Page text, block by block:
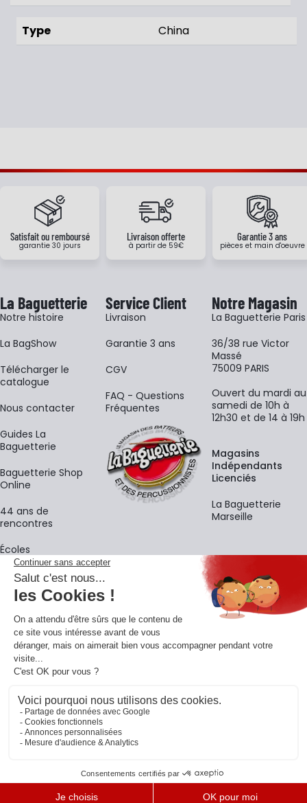
Type China
Satisfait ou remboursé
garantie 30 jours
Livraison offerte
à partir de 59€
Garantie 3 ans
pièces et main d'oeuvre
La Baguetterie
Notre histoire
La BagShow
​Télécharger le
catalogue
Nous contacter
Guides La
Baguetterie
Baguetterie Shop
Online
44 ans de
rencontres
Écoles
Service Client
Livraison
Garantie 3 ans
CGV
FAQ - Questions
Fréquentes
Notre Magasin
La Baguetterie Paris
36/38 rue Victor
Massé
75009 PARIS
Ouvert du mardi au
samedi de 10h à
12h30 et de 14 à 19h
Magasins
Indépendants
Licenciés
La Baguetterie
Marseille
La newsletter
Adresse e-mail
En vous inscrivant à notre newsletter, vous acceptez notre
confidentialité.
Retrouvons-nous sur